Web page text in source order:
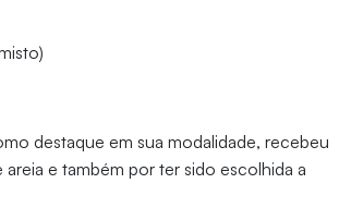
destaque em sua modalidade, recebeu
e também por ter sido escolhida a